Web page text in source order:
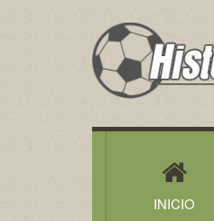
Historia
del
Futbol
Canario
INICIO